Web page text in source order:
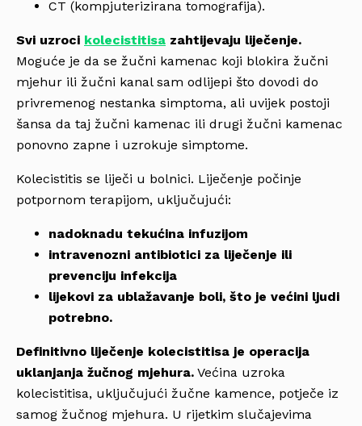
CT (kompjuterizirana tomografija).
Svi uzroci kolecistitisa zahtijevaju liječenje.
Moguće je da se žučni kamenac koji blokira žučni
mjehur ili žučni kanal sam odlijepi što dovodi do
privremenog nestanka simptoma, ali uvijek postoji
šansa da taj žučni kamenac ili drugi žučni kamenac
ponovno zapne i uzrokuje simptome.
Kolecistitis se liječi u bolnici. Liječenje počinje
potpornom terapijom, uključujući:
nadoknadu tekućina infuzijom
intravenozni antibiotici za liječenje ili
prevenciju infekcija
lijekovi za ublažavanje boli, što je većini ljudi
potrebno.
Definitivno liječenje kolecistitisa je operacija
uklanjanja žučnog mjehura. Većina uzroka
kolecistitisa, uključujući žučne kamence, potječe iz
samog žučnog mjehura. U rijetkim slučajevima